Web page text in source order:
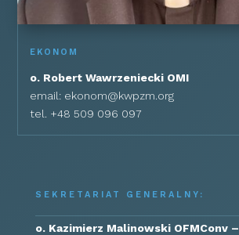
EKONOM
o. Robert Wawrzeniecki OMI
email: ekonom@kwpzm.org
tel. +48 509 096 097
SEKRETARIAT GENERALNY:
o. Kazimierz Malinowski OFMConv –